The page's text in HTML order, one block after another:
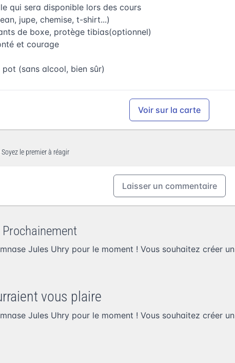
qui sera disponible lors des cours
jupe, chemise, t-shirt...)
de boxe, protège tibias(optionnel)
et courage
(sans alcool, bien sûr)
Voir sur la carte
Soyez le premier à réagir
Laisser un commentaire
Prochainement
Jules Uhry pour le moment ! Vous souhaitez créer
vous plaire
Jules Uhry pour le moment ! Vous souhaitez créer